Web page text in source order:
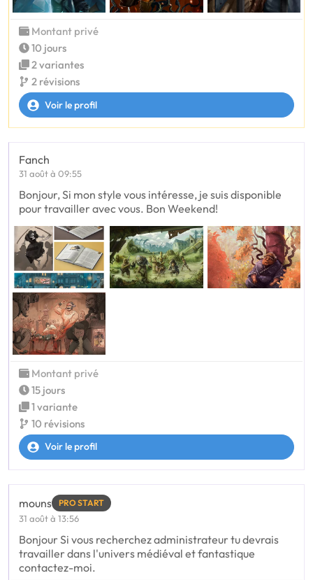
Montant privé
10 jours
2 variantes
2 révisions
Voir le profil
Fanch
31 août à 09:55
Bonjour, Si mon style vous intéresse, je suis disponible
pour travailler avec vous. Bon Weekend!
Montant privé
15 jours
1 variante
10 révisions
Voir le profil
mouns PRO START
31 août à 13:56
Bonjour Si vous recherchez administrateur tu devrais
travailler dans l'univers médiéval et fantastique
contactez-moi.